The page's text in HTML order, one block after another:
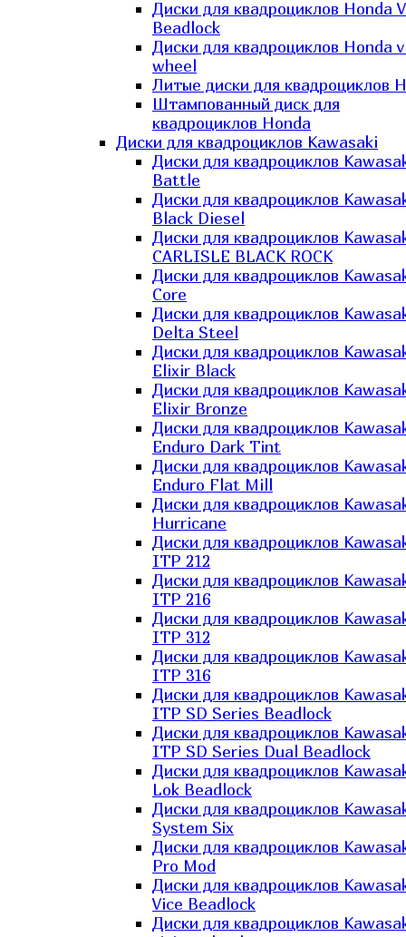
Диски для квадроциклов Honda
Beadlock
Диски для квадроциклов Honda
wheel
Литые диски для квадроциклов
Штампованный диск для
квадроциклов Honda
Диски для квадроциклов Kawasaki
Диски для квадроциклов
Battle
Диски для квадроциклов
Black Diesel
Диски для квадроциклов
CARLISLE BLACK ROCK
Диски для квадроциклов
Core
Диски для квадроциклов
Delta Steel
Диски для квадроциклов
Elixir Black
Диски для квадроциклов
Elixir Bronze
Диски для квадроциклов
Enduro Dark Tint
Диски для квадроциклов
Enduro Flat Mill
Диски для квадроциклов
Hurricane
Диски для квадроциклов
ITP 212
Диски для квадроциклов
ITP 216
Диски для квадроциклов
ITP 312
Диски для квадроциклов
ITP 316
Диски для квадроциклов
ITP SD Series Beadlock
Диски для квадроциклов
ITP SD Series Dual Beadlock
Диски для квадроциклов
Lok Beadlock
Диски для квадроциклов
System Six
Диски для квадроциклов
Pro Mod
Диски для квадроциклов
Vice Beadlock
Диски для квадроциклов